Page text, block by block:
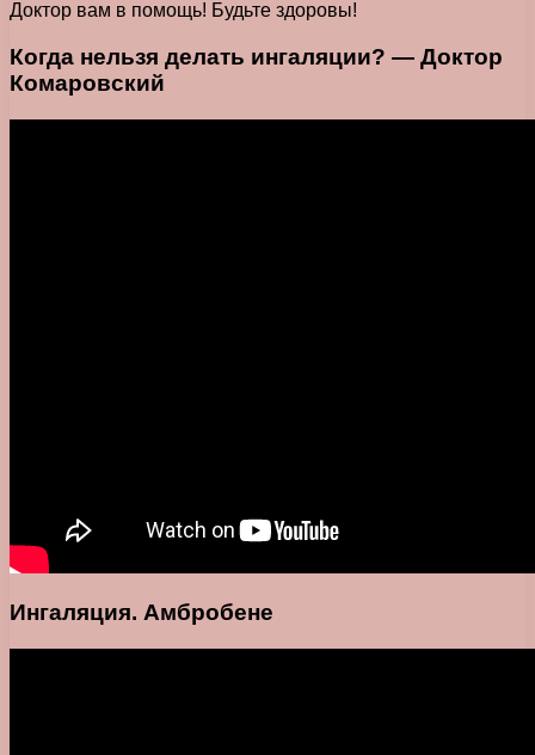
Доктор вам в помощь! Будьте здоровы!
Когда нельзя делать ингаляции? — Доктор
Комаровский
Ингаляция. Амбробене